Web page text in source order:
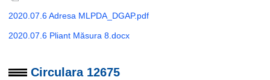
2020.07.6 Adresa MLPDA_DGAP.pdf
2020.07.6 Pliant Măsura 8.docx
Circulara 12675